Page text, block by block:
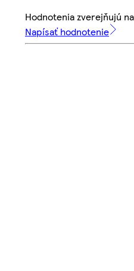
Hodnotenia zverejňujú
Napísať hodnotenie